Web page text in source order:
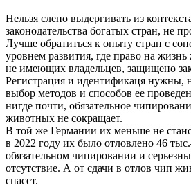
Нельзя слепо выдергивать из
законодательства богатых стран, не
Лучше обратиться к опыту стран с
уровнем развития, где право на
не имеющих владельцев, защищено
Регистрация и идентификаця нужны,
выбор методов и способов ее
нигде почти, обязательное
животных не сокращает.
В той же Германии их меньше не
в 2022 году их было отловлено 46
обязательном чипировании и
отсутствие. А от сдачи в отлов чип
спасет.